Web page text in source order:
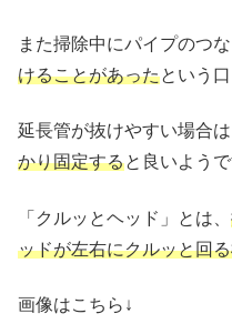
また掃除中にパイプのつ
けることがあったという
延長管が抜けやすい場合は
かり固定すると良いよう
「クルッとヘッド」とは、
ッドが左右にクルッと回
画像はこちら↓